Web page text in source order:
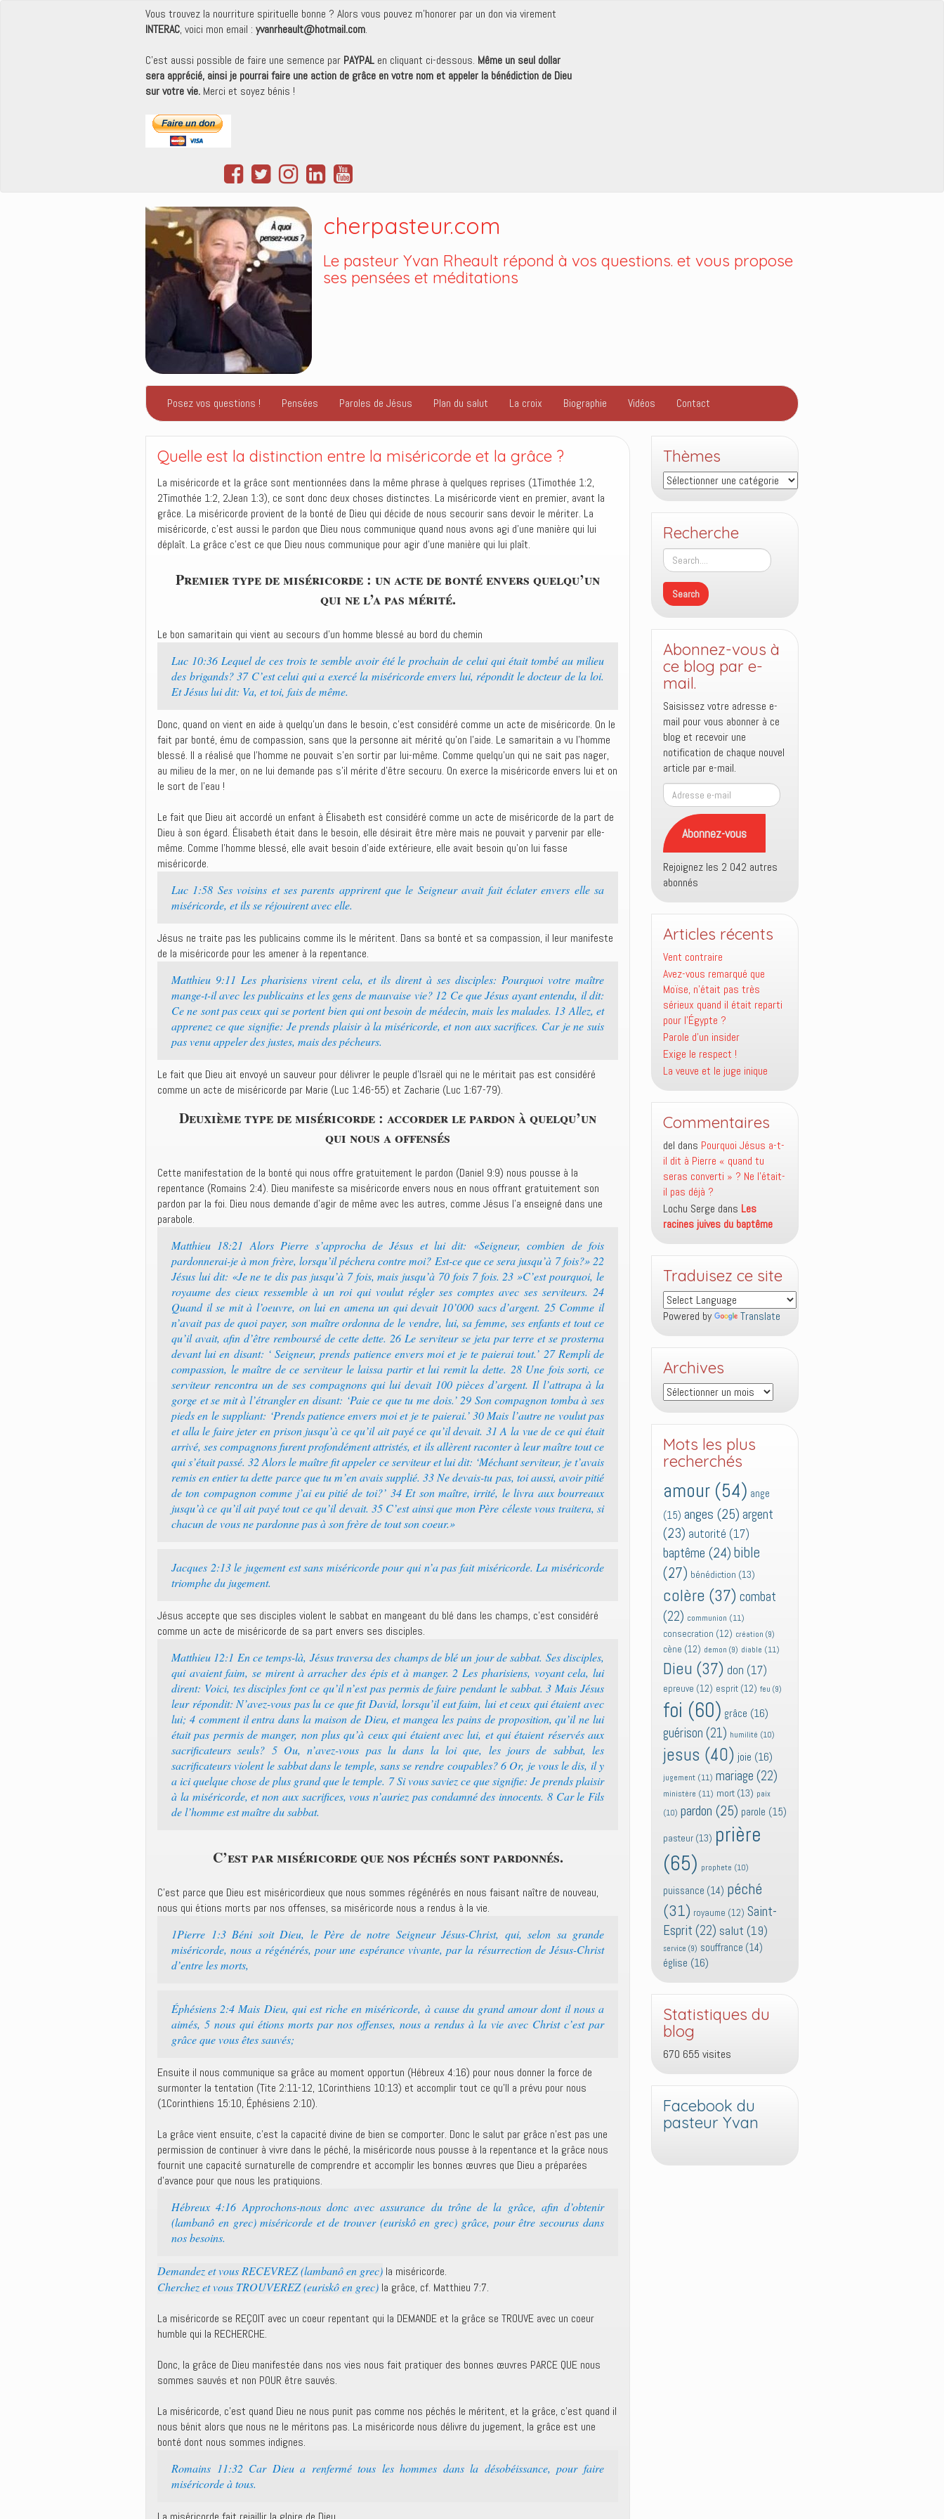
Vous trouvez la nourriture spirituelle bonne ? Alors vous pouvez m'honorer par un don via virement
INTERAC, voici mon email : yvanrheault@hotmail.com.
C'est aussi possible de faire une semence par PAYPAL en cliquant ci-dessous. Même un seul dollar
sera apprécié, ainsi je pourrai faire une action de grâce en votre nom et appeler la bénédiction de Dieu
sur votre vie. Merci et soyez bénis !
cherpasteur.com
Le pasteur Yvan Rheault répond à vos questions. et vous propose
ses pensées et méditations
Posez vos questions ! Pensées Paroles de Jésus Plan du salut La croix Biographie Vidéos Contact
Quelle est la distinction entre la miséricorde et la grâce ?
La miséricorde et la grâce sont mentionnées dans la même phrase à quelques reprises (1Timothée 1:2,
2Timothée 1:2, 2Jean 1:3), ce sont donc deux choses distinctes. La miséricorde vient en premier, avant la
grâce. La miséricorde provient de la bonté de Dieu qui décide de nous secourir sans devoir le mériter. La
miséricorde, c’est aussi le pardon que Dieu nous communique quand nous avons agi d’une manière qui lui
déplaît. La grâce c’est ce que Dieu nous communique pour agir d’une manière qui lui plaît.
Premier type de miséricorde : un acte de bonté envers quelqu’un
qui ne l’a pas mérité.
Le bon samaritain qui vient au secours d’un homme blessé au bord du chemin
Luc 10:36 Lequel de ces trois te semble avoir été le prochain de celui qui était tombé au milieu
des brigands? 37 C’est celui qui a exercé la miséricorde envers lui, répondit le docteur de la loi.
Et Jésus lui dit: Va, et toi, fais de même.
Donc, quand on vient en aide à quelqu’un dans le besoin, c’est considéré comme un acte de miséricorde. On le
fait par bonté, ému de compassion, sans que la personne ait mérité qu’on l’aide. Le samaritain a vu l’homme
blessé. Il a réalisé que l’homme ne pouvait s’en sortir par lui-même. Comme quelqu’un qui ne sait pas nager,
au milieu de la mer, on ne lui demande pas s’il mérite d’être secouru. On exerce la miséricorde envers lui et on
le sort de l’eau !
Le fait que Dieu ait accordé un enfant à Élisabeth est considéré comme un acte de miséricorde de la part de
Dieu à son égard. Élisabeth était dans le besoin, elle désirait être mère mais ne pouvait y parvenir par elle-
même. Comme l’homme blessé, elle avait besoin d’aide extérieure, elle avait besoin qu’on lui fasse
miséricorde.
Luc 1:58 Ses voisins et ses parents apprirent que le Seigneur avait fait éclater envers elle sa
miséricorde, et ils se réjouirent avec elle.
Jésus ne traite pas les publicains comme ils le méritent. Dans sa bonté et sa compassion, il leur manifeste
de la miséricorde pour les amener à la repentance.
Matthieu 9:11 Les pharisiens virent cela, et ils dirent à ses disciples: Pourquoi votre maître
mange-t-il avec les publicains et les gens de mauvaise vie? 12 Ce que Jésus ayant entendu, il dit:
Ce ne sont pas ceux qui se portent bien qui ont besoin de médecin, mais les malades. 13 Allez, et
apprenez ce que signifie: Je prends plaisir à la miséricorde, et non aux sacrifices. Car je ne suis
pas venu appeler des justes, mais des pécheurs.
Le fait que Dieu ait envoyé un sauveur pour délivrer le peuple d’Israël qui ne le méritait pas est considéré
comme un acte de miséricorde par Marie (Luc 1:46-55) et Zacharie (Luc 1:67-79).
Deuxième type de miséricorde : accorder le pardon à quelqu’un
qui nous a offensés
Cette manifestation de la bonté qui nous offre gratuitement le pardon (Daniel 9:9) nous pousse à la
repentance (Romains 2:4). Dieu manifeste sa miséricorde envers nous en nous offrant gratuitement son
pardon par la foi. Dieu nous demande d’agir de même avec les autres, comme Jésus l’a enseigné dans une
parabole.
Matthieu 18:21 Alors Pierre s’approcha de Jésus et lui dit: «Seigneur, combien de fois
pardonnerai-je à mon frère, lorsqu’il péchera contre moi? Est-ce que ce sera jusqu’à 7 fois?» 22
Jésus lui dit: «Je ne te dis pas jusqu’à 7 fois, mais jusqu’à 70 fois 7 fois. 23 »C’est pourquoi, le
royaume des cieux ressemble à un roi qui voulut régler ses comptes avec ses serviteurs. 24
Quand il se mit à l’oeuvre, on lui en amena un qui devait 10’000 sacs d’argent. 25 Comme il
n’avait pas de quoi payer, son maître ordonna de le vendre, lui, sa femme, ses enfants et tout ce
qu’il avait, afin d’être remboursé de cette dette. 26 Le serviteur se jeta par terre et se prosterna
devant lui en disant: ‘ Seigneur, prends patience envers moi et je te paierai tout.’ 27 Rempli de
compassion, le maître de ce serviteur le laissa partir et lui remit la dette. 28 Une fois sorti, ce
serviteur rencontra un de ses compagnons qui lui devait 100 pièces d’argent. Il l’attrapa à la
gorge et se mit à l’étrangler en disant: ‘Paie ce que tu me dois.’ 29 Son compagnon tomba à ses
pieds en le suppliant: ‘Prends patience envers moi et je te paierai.’ 30 Mais l’autre ne voulut pas
et alla le faire jeter en prison jusqu’à ce qu’il ait payé ce qu’il devait. 31 A la vue de ce qui était
arrivé, ses compagnons furent profondément attristés, et ils allèrent raconter à leur maître tout ce
qui s’était passé. 32 Alors le maître fit appeler ce serviteur et lui dit: ‘Méchant serviteur, je t’avais
remis en entier ta dette parce que tu m’en avais supplié. 33 Ne devais-tu pas, toi aussi, avoir pitié
de ton compagnon comme j’ai eu pitié de toi?’ 34 Et son maître, irrité, le livra aux bourreaux
jusqu’à ce qu’il ait payé tout ce qu’il devait. 35 C’est ainsi que mon Père céleste vous traitera, si
chacun de vous ne pardonne pas à son frère de tout son coeur.»
Jacques 2:13 le jugement est sans miséricorde pour qui n’a pas fait miséricorde. La miséricorde
triomphe du jugement.
Jésus accepte que ses disciples violent le sabbat en mangeant du blé dans les champs, c’est considéré
comme un acte de miséricorde de sa part envers ses disciples.
Matthieu 12:1 En ce temps-là, Jésus traversa des champs de blé un jour de sabbat. Ses disciples,
qui avaient faim, se mirent à arracher des épis et à manger. 2 Les pharisiens, voyant cela, lui
dirent: Voici, tes disciples font ce qu’il n’est pas permis de faire pendant le sabbat. 3 Mais Jésus
leur répondit: N’avez-vous pas lu ce que fit David, lorsqu’il eut faim, lui et ceux qui étaient avec
lui; 4 comment il entra dans la maison de Dieu, et mangea les pains de proposition, qu’il ne lui
était pas permis de manger, non plus qu’à ceux qui étaient avec lui, et qui étaient réservés aux
sacrificateurs seuls? 5 Ou, n’avez-vous pas lu dans la loi que, les jours de sabbat, les
sacrificateurs violent le sabbat dans le temple, sans se rendre coupables? 6 Or, je vous le dis, il y
a ici quelque chose de plus grand que le temple. 7 Si vous saviez ce que signifie: Je prends plaisir
à la miséricorde, et non aux sacrifices, vous n’auriez pas condamné des innocents. 8 Car le Fils
de l’homme est maître du sabbat.
C’est par miséricorde que nos péchés sont pardonnés.
C’est parce que Dieu est miséricordieux que nous sommes régénérés en nous faisant naître de nouveau,
nous qui étions morts par nos offenses, sa miséricorde nous a rendus à la vie.
1Pierre 1:3 Béni soit Dieu, le Père de notre Seigneur Jésus-Christ, qui, selon sa grande
miséricorde, nous a régénérés, pour une espérance vivante, par la résurrection de Jésus-Christ
d’entre les morts,
Éphésiens 2:4 Mais Dieu, qui est riche en miséricorde, à cause du grand amour dont il nous a
aimés, 5 nous qui étions morts par nos offenses, nous a rendus à la vie avec Christ c’est par
grâce que vous êtes sauvés;
Ensuite il nous communique sa grâce au moment opportun (Hébreux 4:16) pour nous donner la force de
surmonter la tentation (Tite 2:11-12, 1Corinthiens 10:13) et accomplir tout ce qu’Il a prévu pour nous
(1Corinthiens 15:10, Éphésiens 2:10).
La grâce vient ensuite, c’est la capacité divine de bien se comporter. Donc le salut par grâce n’est pas une
permission de continuer à vivre dans le péché, la miséricorde nous pousse à la repentance et la grâce nous
fournit une capacité surnaturelle de comprendre et accomplir les bonnes œuvres que Dieu a préparées
d’avance pour que nous les pratiquions.
Hébreux 4:16 Approchons-nous donc avec assurance du trône de la grâce, afin d’obtenir
(lambanô en grec) miséricorde et de trouver (euriskô en grec) grâce, pour être secourus dans
nos besoins.
Demandez et vous RECEVREZ (lambanô en grec) la miséricorde.
Cherchez et vous TROUVEREZ (euriskô en grec) la grâce, cf. Matthieu 7:7.
La miséricorde se REÇOIT avec un coeur repentant qui la DEMANDE et la grâce se TROUVE avec un coeur
humble qui la RECHERCHE.
Donc, la grâce de Dieu manifestée dans nos vies nous fait pratiquer des bonnes œuvres PARCE QUE nous
sommes sauvés et non POUR être sauvés.
La miséricorde, c’est quand Dieu ne nous punit pas comme nos péchés le méritent, et la grâce, c’est quand il
nous bénit alors que nous ne le méritons pas. La miséricorde nous délivre du jugement, la grâce est une
bonté dont nous sommes indignes.
Romains 11:32 Car Dieu a renfermé tous les hommes dans la désobéissance, pour faire
miséricorde à tous.
Thèmes
Thèmes
Recherche
Abonnez-vous à
ce blog par e-
mail.
Saisissez votre adresse e-
mail pour vous abonner à ce
blog et recevoir une
notification de chaque nouvel
article par e-mail.
Adresse
e-
mail
Abonnez-vous
Rejoignez les 2 042 autres
abonnés
Articles récents
Vent contraire
Avez-vous remarqué que
Moïse, n’était pas très
sérieux quand il était reparti
pour l’Égypte ?
Parole d’un insider
Exige le respect !
La veuve et le juge inique
Commentaires
del dans Pourquoi Jésus a-t-
il dit à Pierre « quand tu
seras converti » ? Ne l’était-
il pas déjà ?
Lochu Serge dans Les
racines juives du baptême
Traduisez ce site
Powered by Translate
Archives
Archives
Mots les plus
recherchés
amour (54) ange
(15) anges (25) argent
(23) autorité (17)
baptême (24) bible
(27) bénédiction (13)
colère (37) combat
(22) communion (11)
consecration (12) création (9)
cène (12) demon (9) diable (11)
Dieu (37) don (17)
epreuve (12) esprit (12) feu (9)
foi (60) grâce (16)
guérison (21) humilité (10)
jesus (40) joie (16)
jugement (11) mariage (22)
ministère (11) mort (13) paix
(10) pardon (25) parole (15)
pasteur (13) prière
(65) prophete (10)
puissance (14) péché
(31) royaume (12) Saint-
Esprit (22) salut (19)
service (9) souffrance (14)
église (16)
Statistiques du
blog
670 655 visites
Facebook du
pasteur Yvan